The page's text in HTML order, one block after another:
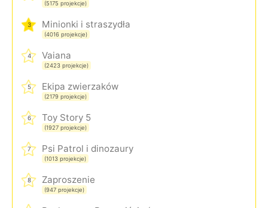
(5175 projekcje)
3 Minionki i straszydła
(4016 projekcje)
4 Vaiana
(2423 projekcje)
5 Ekipa zwierzaków
(2179 projekcje)
6 Toy Story 5
(1927 projekcje)
7 Psi Patrol i dinozaury
(1013 projekcje)
8 Zaproszenie
(947 projekcje)